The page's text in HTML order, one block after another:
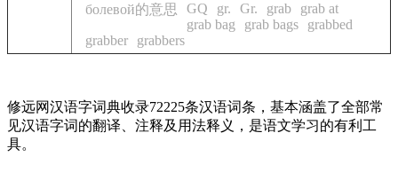
болевой的意思
GQ gr. Gr. grab
grab at
grab bag
grab bags
grabbed
grabber
grabbers
修远网汉语字词典收录72225条汉语词条，基本涵盖了全部常
见汉语字词的翻译、注释及用法释义，是语文学习的有利工
具。